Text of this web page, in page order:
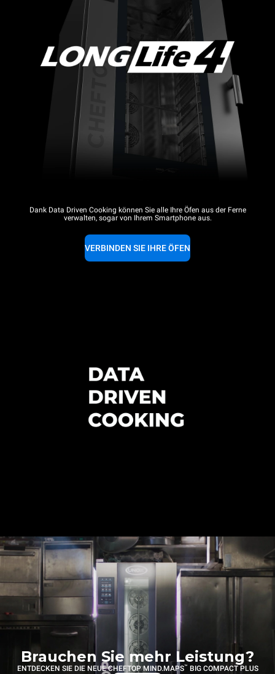
Dank Data Driven Cooking können Sie alle Ihre Öfen aus der Ferne
verwalten, sogar von Ihrem Smartphone aus.
VERBINDEN SIE IHRE ÖFEN
Brauchen Sie mehr Leistung?
ENTDECKEN SIE DIE NEUE CHEFTOP MIND.MAPS™ BIG COMPACT PLUS